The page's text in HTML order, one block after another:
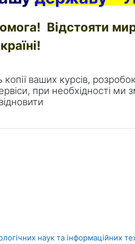
Відстояти
країні!
ваших курсів,
при необхідності ми
наук та інформаційних